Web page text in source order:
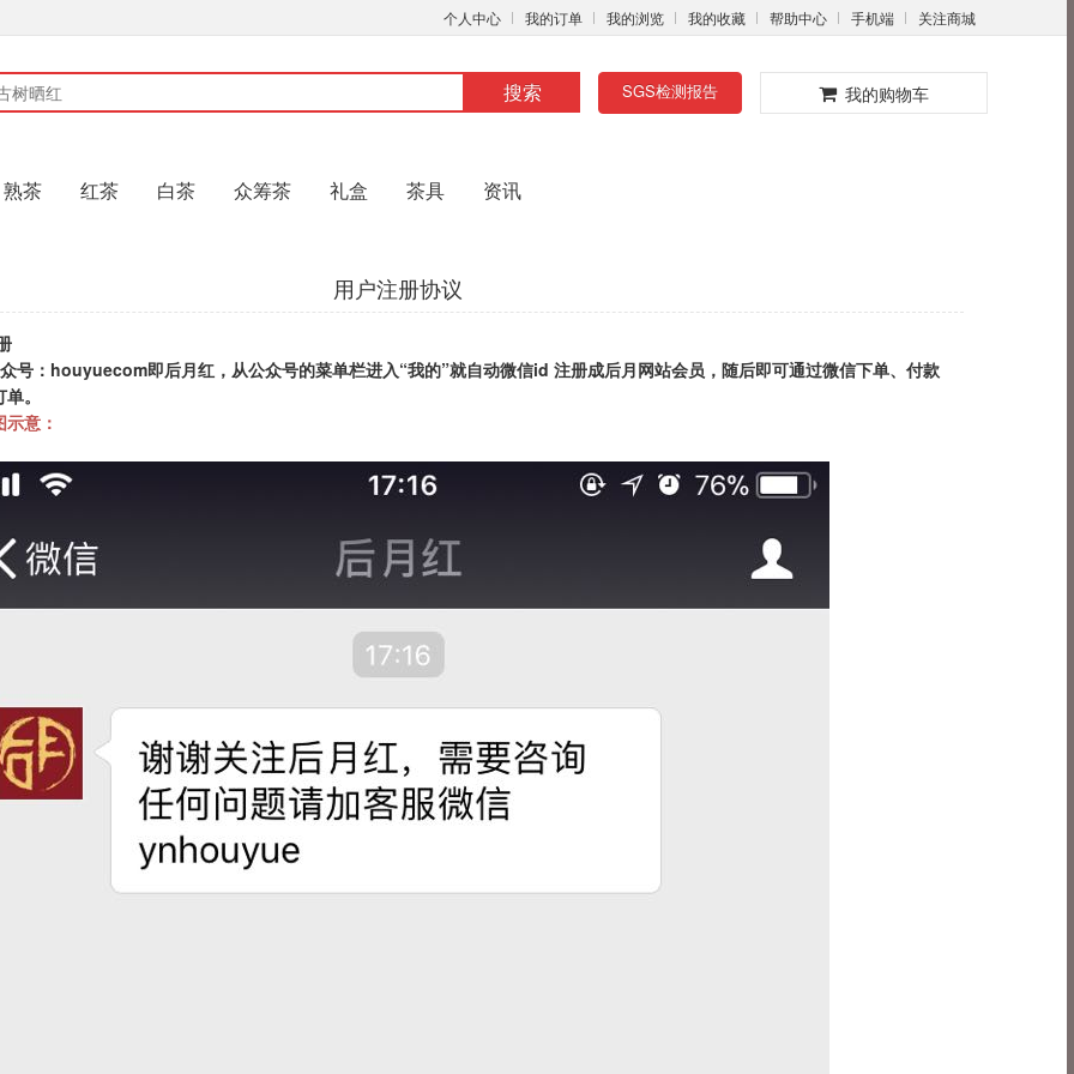
个人中心 我的订单 我的浏览 我的收藏 帮助中心 手机端 关注商城
搜索 SGS检测报告 我的购物车
熟茶 红茶 白茶 众筹茶 礼盒 茶具 资讯
用户注册协议
号： houyuecom即后月红，从公众号的菜单栏进入“我的”就自动微信id 注册成后月网站会员，随后即可通过微信下单、付款
。
意：